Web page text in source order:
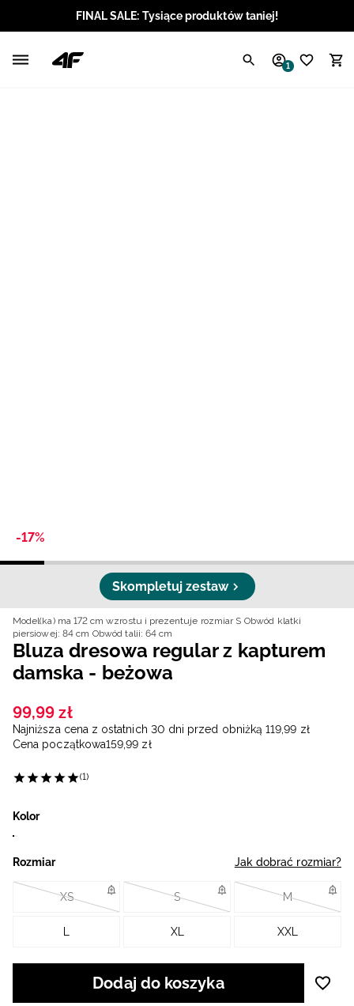
FINAL SALE: Tysiące produktów taniej!
1
-17%
Skompletuj zestaw
Model(ka) ma 172 cm wzrostu i prezentuje rozmiar S Obwód klatki
piersiowej: 84 cm Obwód talii: 64 cm
Bluza dresowa regular z kapturem
damska - beżowa
99,99 zł
Najniższa cena z ostatnich 30 dni przed obniżką 119,99 zł
Cena początkowa159,99 zł
(1)
Kolor
Rozmiar Jak dobrać rozmiar?
XS S M
L XL XXL
Dodaj do koszyka